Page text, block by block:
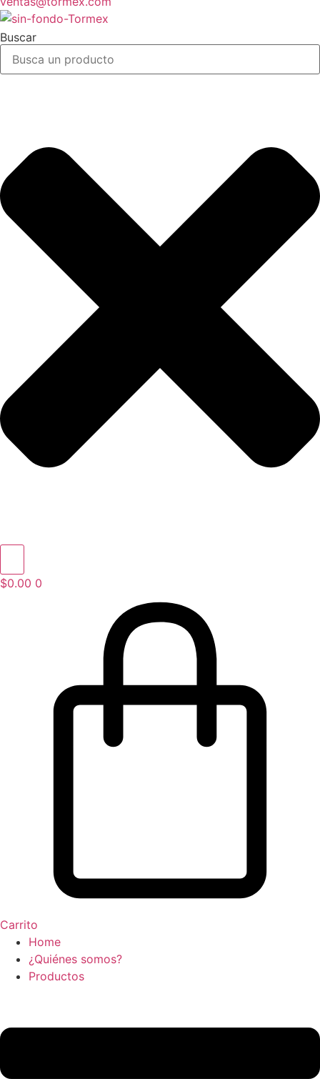
Buscar
$0.00 0
Carrito
Home
¿Quiénes somos?
Productos